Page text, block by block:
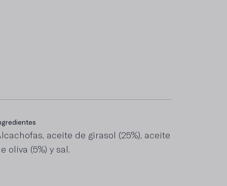
aceite de girasol (25%), aceite
oliva (5%) y sal.
las cuales saturadas
g